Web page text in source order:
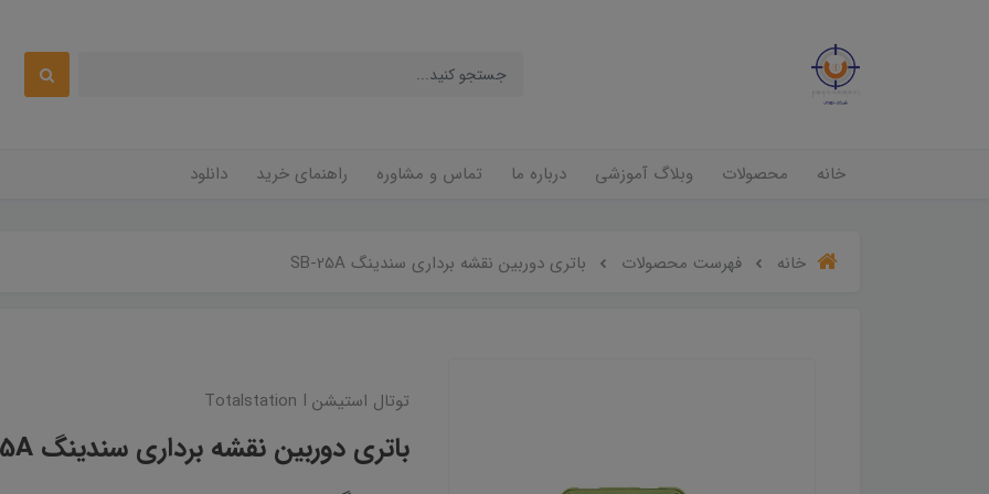
خانه محصولات وبلاگ آموزشی درباره ما تماس و مشاوره راهنمای خرید دانلود
خانه فهرست محصولات باتری دوربین نقشه برداری سندینگ SB-25A
توتال استیشن Totalstation I
باتری دوربین نقشه برداری سندینگ SB-25A